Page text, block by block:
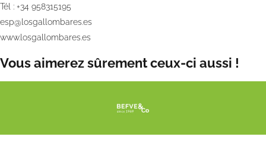
Tél : +34 958315195
esp@losgallombares.es
www.losgallombares.es
Vous aimerez sûrement ceux-ci aussi !